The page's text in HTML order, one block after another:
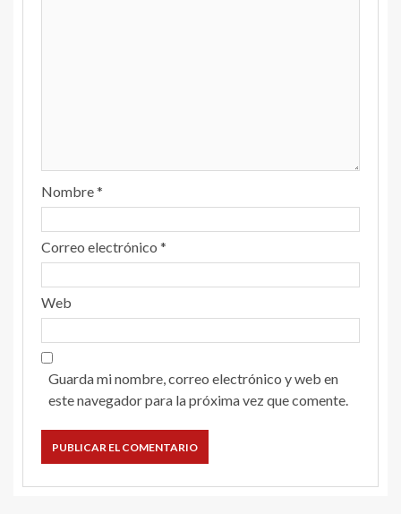
Nombre*
Correo electrónico *
Web
Guarda mi nombre, correo electrónico y web en
este navegador para la próxima vez que comente.